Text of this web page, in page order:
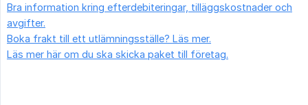
Bra information kring efterdebiteringar, tilläggskostnader och
avgifter.
Boka frakt till ett utlämningsställe? Läs mer.
Läs mer här om du ska skicka paket till företag.